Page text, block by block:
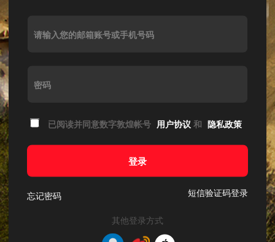
请输入您的邮箱账号或手机号码
密码
已阅读并同意数字敦煌帐号 用户协议 和 隐私政策
登录
忘记密码 短信验证码登录
其他登录方式